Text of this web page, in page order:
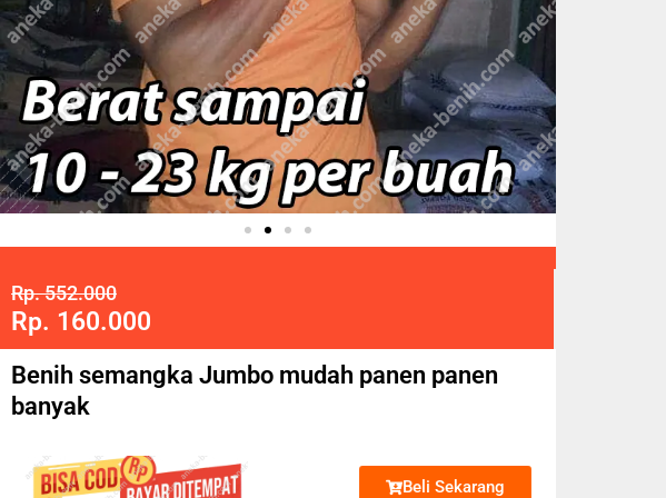
Rp. 552.000
Rp. 160.000
Benih semangka Jumbo mudah panen panen
banyak
Beli Sekarang